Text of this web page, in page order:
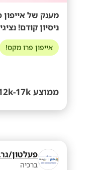
מענק של
ניסיון קודם!
אייפון פרו מקס!
ממוצע 12k-17k!
פעלטון/
ברכיה